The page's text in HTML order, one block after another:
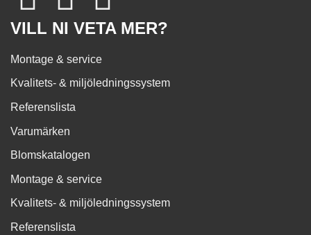
VILL NI VETA MER?
Montage & service
Kvalitets- & miljöledningssystem
Referenslista
Varumärken
Blomskatalogen
Montage & service
Kvalitets- & miljöledningssystem
Referenslista